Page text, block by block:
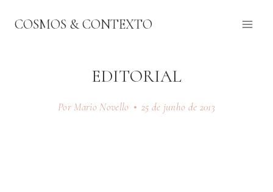
paraCOSMOS & CONTEXTO
EDITORIAL
Por Mario Novello 25 de junho de 2013